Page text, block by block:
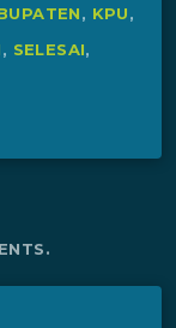
, KPU,
, SELESAI,